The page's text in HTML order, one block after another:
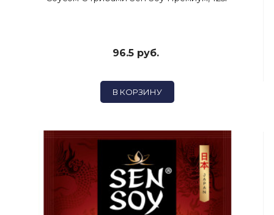
96.5 руб.
В КОРЗИНУ